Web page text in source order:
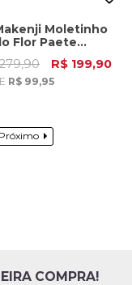
Moletinho
Flor Paete
Preta
R$ 199,90
R$ 99,95
Próximo
COMPRA!